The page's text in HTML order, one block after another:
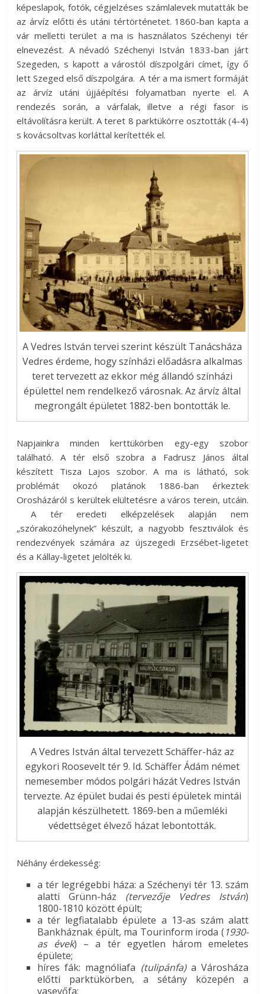
képeslapok, fotók, cégjelzéses számlalevek mutatták be
az árvíz előtti és utáni tértörténetet. 1860-ban kapta a
vár melletti terület a ma is használatos Széchenyi tér
elnevezést. A névadó Széchenyi István 1833-ban járt
Szegeden, s kapott a várostól díszpolgári címet, így ő
lett Szeged első díszpolgára. A tér a ma ismert formáját
az árvíz utáni újjáépítési folyamatban nyerte el. A
rendezés során, a várfalak, illetve a régi fasor is
eltávolításra került. A teret 8 parktükörre osztották (4-4)
s kovácsoltvas korláttal kerítették el.
A Vedres István tervei szerint készült Tanácsháza
Vedres érdeme, hogy színházi előadásra alkalmas
teret tervezett az ekkor még állandó színházi
épülettel nem rendelkező városnak. Az árvíz által
megrongált épületet 1882-ben bontották le.
Napjainkra minden kerttükörben egy-egy szobor
található. A tér első szobra a Fadrusz János által
készített Tisza Lajos szobor. A ma is látható, sok
problémát okozó platánok 1886-ban érkeztek
Orosházáról s kerültek elültetésre a város terein, utcáin.
A tér eredeti elképzelések alapján nem
„szórakozóhelynek” készült, a nagyobb fesztiválok és
rendezvények számára az újszegedi Erzsébet-ligetet
és a Kállay-ligetet jelölték ki.
A Vedres István által tervezett Schäffer-ház az
egykori Roosevelt tér 9. Id. Schäffer Ádám német
nemesember módos polgári házát Vedres István
tervezte. Az épület budai és pesti épületek mintái
alapján készülhetett. 1869-ben a műemléki
védettséget élvező házat lebontották.
Néhány érdekesség:
a tér legrégebbi háza: a Széchenyi tér 13. szám
alatti Grünn-ház (tervezője Vedres István)
1800-1810 között épült;
a tér legfiatalabb épülete a 13-as szám alatt
Bankháznak épült, ma Tourinform iroda ( 1930-
as évek) – a tér egyetlen három emeletes
épülete;
híres fák: magnóliafa (tulipánfa)a Városháza
előtti parktükörben, a sétány közepén a
vasevőfa;